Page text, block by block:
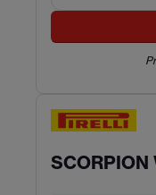
SCORPION